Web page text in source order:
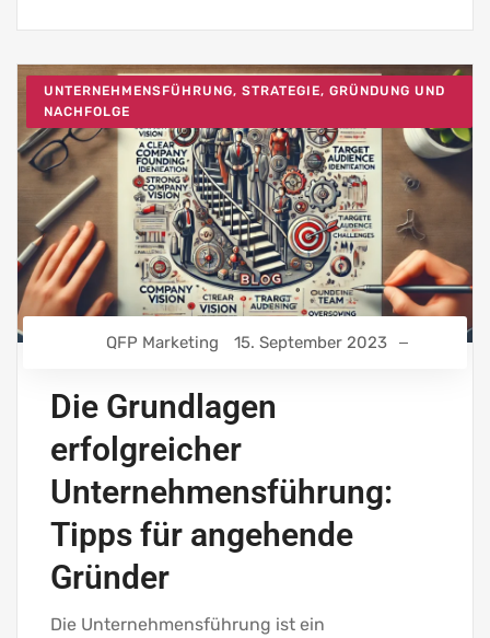
UNTERNEHMENSFÜHRUNG, STRATEGIE, GRÜNDUNG UND
NACHFOLGE
QFP Marketing 15. September 2023
Die Grundlagen
erfolgreicher
Unternehmensführung:
Tipps für angehende
Gründer
Die Unternehmensführung ist ein